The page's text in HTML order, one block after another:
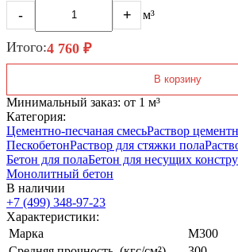
- + м³
Итого:4 760 ₽
В корзину
Минимальный заказ: от 1 м³
Категория:
Цементно-песчаная смесьРаствор
ПескобетонРаствор для стяжки пола
Бетон для полаБетон для несущих
Монолитный бетон
В наличии
+7 (499) 348-97-23
Характеристики:
Марка
М300